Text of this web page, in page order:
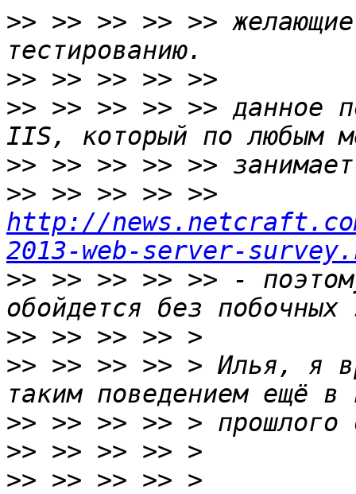
>> >> >> >> >>
>>
>> >> >> >> >> данное
>>
>>
http://
2013-web-server-
>> >> >> >> >> -
>>
>> >> >> >> > Илья, я
>>
>>
>>